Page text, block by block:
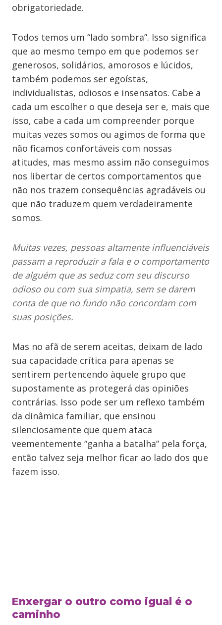
obrigatoriedade.
Todos temos um “lado sombra”. Isso significa
que ao mesmo tempo em que podemos ser
generosos, solidários, amorosos e lúcidos,
também podemos ser egoístas,
individualistas, odiosos e insensatos. Cabe a
cada um escolher o que deseja ser e, mais que
isso, cabe a cada um compreender porque
muitas vezes somos ou agimos de forma que
não ficamos confortáveis com nossas
atitudes, mas mesmo assim não conseguimos
nos libertar de certos comportamentos que
não nos trazem consequências agradáveis ou
que não traduzem quem verdadeiramente
somos.
Muitas vezes, pessoas altamente influenciáveis
passam a reproduzir a fala e o comportamento
de alguém que as seduz com seu discurso
odioso ou com sua simpatia, sem se darem
conta de que no fundo não concordam com
suas posições.
Mas no afã de serem aceitas, deixam de lado
sua capacidade crítica para apenas se
sentirem pertencendo àquele grupo que
supostamente as protegerá das opiniões
contrárias. Isso pode ser um reflexo também
da dinâmica familiar, que ensinou
silenciosamente que quem ataca
veementemente “ganha a batalha” pela força,
então talvez seja melhor ficar ao lado dos que
fazem isso.
Enxergar o outro como igual é o
caminho